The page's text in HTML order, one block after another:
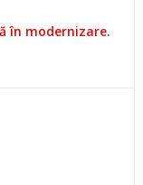
în modernizare.